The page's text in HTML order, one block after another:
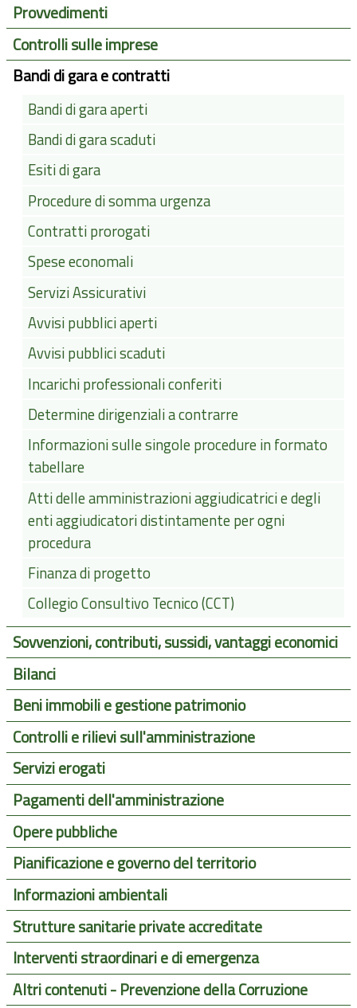
Provvedimenti
Controlli sulle imprese
Bandi di gara e contratti
Bandi di gara aperti
Bandi di gara scaduti
Esiti di gara
Procedure di somma urgenza
Contratti prorogati
Spese economali
Servizi Assicurativi
Avvisi pubblici aperti
Avvisi pubblici scaduti
Incarichi professionali conferiti
Determine dirigenziali a contrarre
Informazioni sulle singole procedure in formato
tabellare
Atti delle amministrazioni aggiudicatrici e degli
enti aggiudicatori distintamente per ogni
procedura
Finanza di progetto
Collegio Consultivo Tecnico (CCT)
Sovvenzioni, contributi, sussidi, vantaggi economici
Bilanci
Beni immobili e gestione patrimonio
Controlli e rilievi sull'amministrazione
Servizi erogati
Pagamenti dell'amministrazione
Opere pubbliche
Pianificazione e governo del territorio
Informazioni ambientali
Strutture sanitarie private accreditate
Interventi straordinari e di emergenza
Altri contenuti - Prevenzione della Corruzione